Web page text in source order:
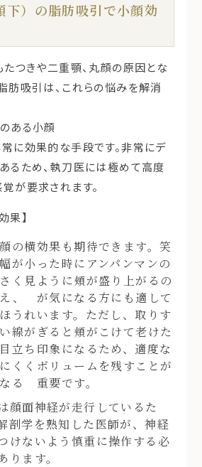
）の脂肪吸引で小顔効
たつきや二重顎、丸顔の原因とな
肪吸引は、これらの悩みを解消
ある小顔
に効果的な手段です。非常にデ
るため、執刀医には極めて高度
が要求されます。
果】
顔の横
幅が小
さく見
え、
ほうれ
い線が
目立ち
にくく
なる
効果も期待できます。笑
った時にアンパンマンの
ように頬が盛り上がるの
が気になる方にも適して
います。ただし、取りす
ぎると頬がこけて老けた
印象になるため、適度な
ボリュームを残すことが
重要です。
顔面神経が走行しているた
剖学を熟知した医師が、神経
けないよう慎重に操作する必
ります。